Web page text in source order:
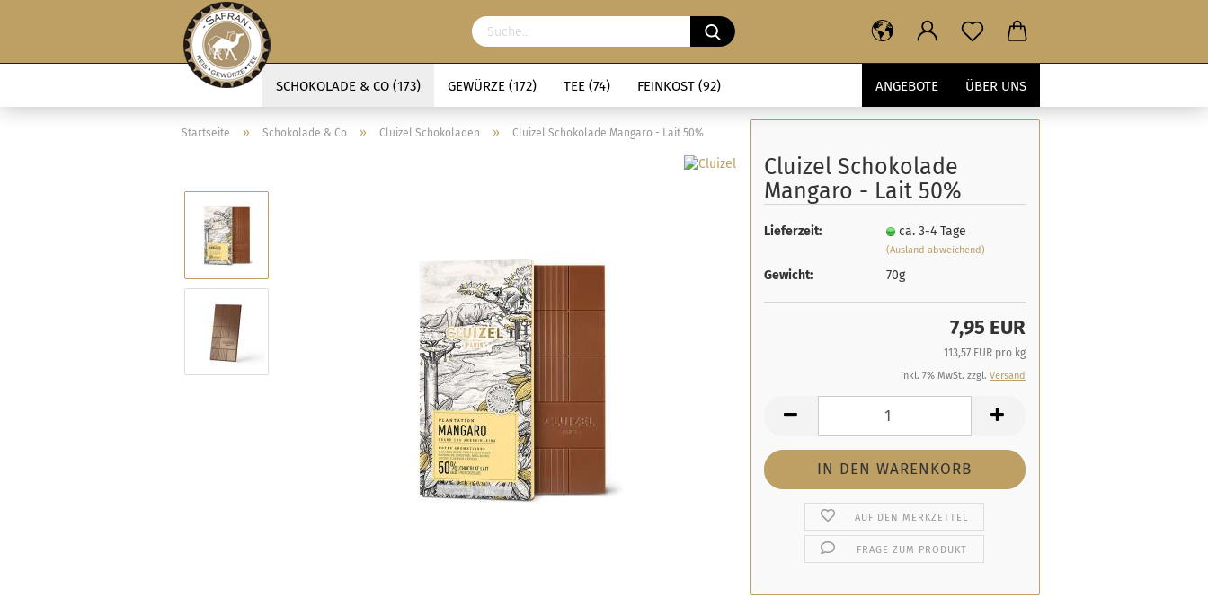
SCHOKOLADE & CO (173) GEWÜRZE (172) TEE (74) FEINKOST (92) ANGEBOTE ÜBER UNS
Startseite » Schokolade & Co » Cluizel Schokoladen » Cluizel Schokolade Mangaro - Lait 50%
Cluizel Schokolade
Mangaro - Lait 50%
Lieferzeit: ca. 3-4 Tage
(Ausland abweichend)
Gewicht: 70g
7,95 EUR
113,57 EUR pro kg
inkl. 7% MwSt. zzgl. Versand
AUF DEN MERKZETTEL
FRAGE ZUM PRODUKT